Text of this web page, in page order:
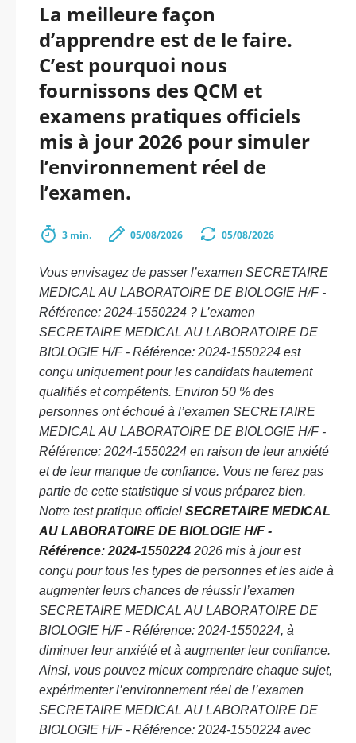
La meilleure façon
d’apprendre est de le faire.
C’est pourquoi nous
fournissons des QCM et
examens pratiques officiels
mis à jour 2026 pour simuler
l’environnement réel de
l’examen.
3 min. 05/08/2026 05/08/2026
Vous envisagez de passer l’examen SECRETAIRE
MEDICAL AU LABORATOIRE DE BIOLOGIE H/F -
Référence: 2024-1550224 ? L’examen
SECRETAIRE MEDICAL AU LABORATOIRE DE
BIOLOGIE H/F - Référence: 2024-1550224 est
conçu uniquement pour les candidats hautement
qualifiés et compétents. Environ 50 % des
personnes ont échoué à l’examen SECRETAIRE
MEDICAL AU LABORATOIRE DE BIOLOGIE H/F -
Référence: 2024-1550224 en raison de leur anxiété
et de leur manque de confiance. Vous ne ferez pas
partie de cette statistique si vous préparez bien.
Notre test pratique officiel SECRETAIRE MEDICAL
AU LABORATOIRE DE BIOLOGIE H/F -
Référence: 2024-1550224 2026 mis à jour est
conçu pour tous les types de personnes et les aide à
augmenter leurs chances de réussir l’examen
SECRETAIRE MEDICAL AU LABORATOIRE DE
BIOLOGIE H/F - Référence: 2024-1550224, à
diminuer leur anxiété et à augmenter leur confiance.
Ainsi, vous pouvez mieux comprendre chaque sujet,
expérimenter l’environnement réel de l’examen
SECRETAIRE MEDICAL AU LABORATOIRE DE
BIOLOGIE H/F - Référence: 2024-1550224 avec